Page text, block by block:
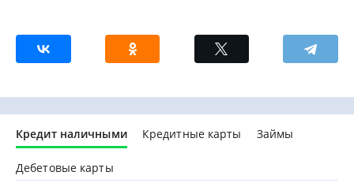
Кредит наличными Кредитные карты Займы
Дебетовые карты